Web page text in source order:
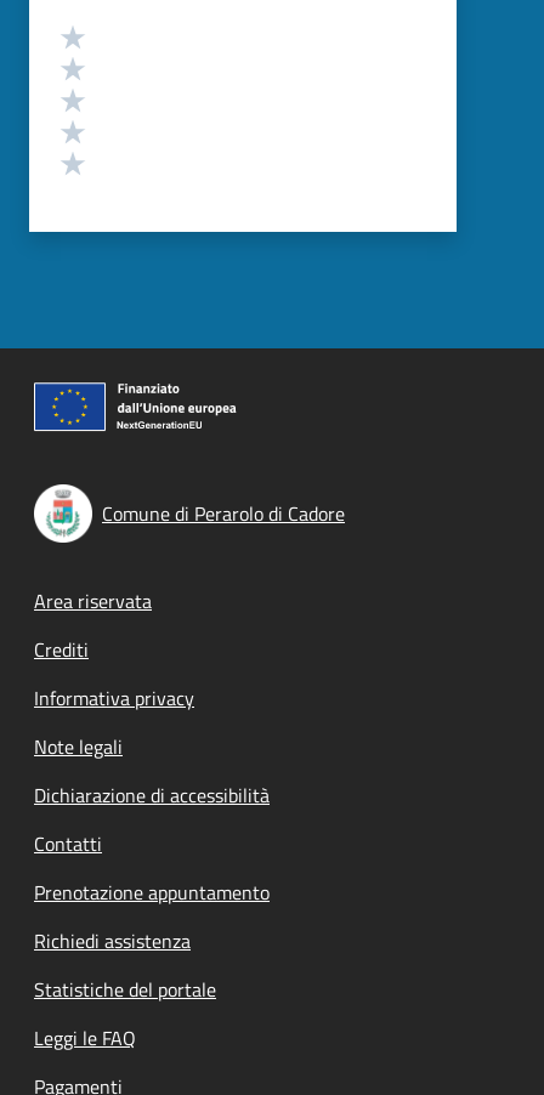
Valutazione
Comune di Perarolo di Cadore
Footer menu
Area riservata
Crediti
Informativa privacy
Note legali
Dichiarazione di accessibilità
Contatti
Prenotazione appuntamento
Richiedi assistenza
Statistiche del portale
Leggi le FAQ
Pagamenti